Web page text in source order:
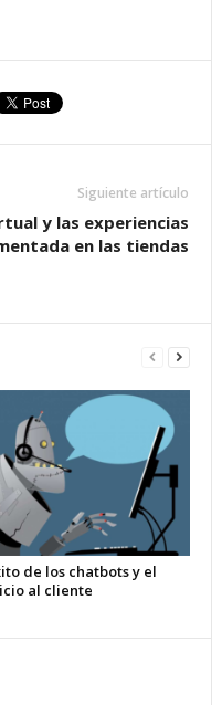
Siguiente artículo
y las experiencias
en las tiendas
de los chatbots y el
al cliente